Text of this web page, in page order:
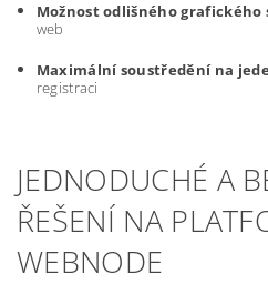
Možnost odlišného grafického
web
Maximální soustředění na
registraci
JEDNODUCHÉ A
ŘEŠENÍ NA
WEBNODE